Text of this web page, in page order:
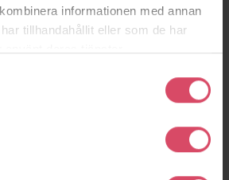
informationen med annan
tillhandahållit eller som de har